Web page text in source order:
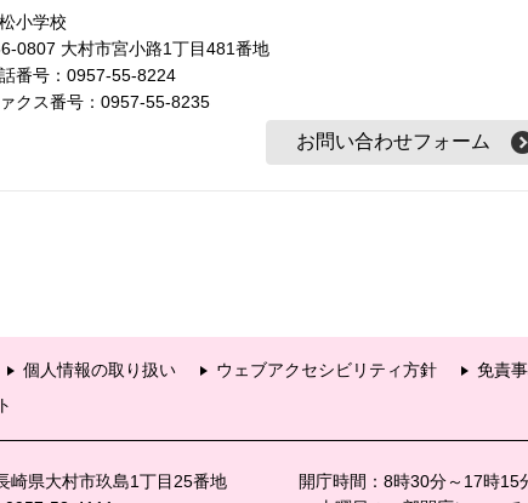
小学校
0807 大村市宮小路1丁目481番地
番号：0957-55-8224
クス番号：0957-55-8235
個人情報の取り扱い ウェブアクセシビリティ方針 免責
県大村市玖島1丁目25番地
開庁時間：8時30分～17時15